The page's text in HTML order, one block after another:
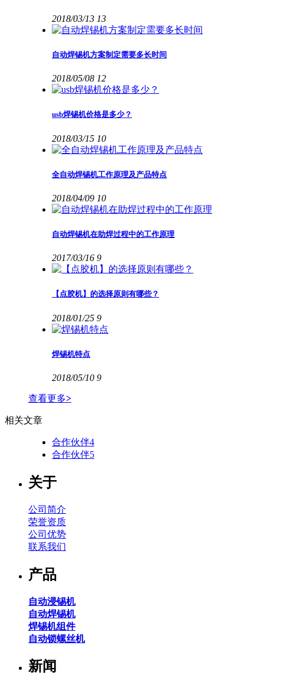
2018/03/13 13
自动焊锡机方案制定需要多长时间
2018/05/08 12
usb焊锡机价格是多少？
2018/03/15 10
全自动焊锡机工作原理及产品特点
2018/04/09 10
自动焊锡机在助焊过程中的工作原理
2017/03/16 9
【点胶机】的选择原则有哪些？
2018/01/25 9
焊锡机特点
2018/05/10 9
查看更多>
相关文章
合作伙伴4
合作伙伴5
关于
公司简介
荣誉资质
公司优势
联系我们
产品
自动浸锡机
自动焊锡机
焊锡机组件
自动锁螺丝机
新闻